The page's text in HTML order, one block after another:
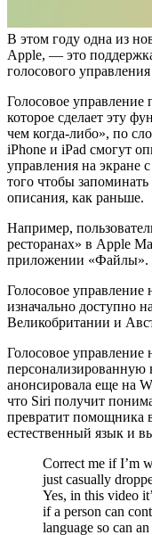
В этом году одна из
Apple, — это
голосового
Голосовое управление
которое сделает эту
чем когда-либо», по
iPhone и iPad смогут
управления на экране
того чтобы
описания, как раньше.
Например,
ресторанах» в Apple
приложении «Файлы».
Голосовое управление
изначально доступно
Великобритании и
Голосовое управление
анонсировала еще на
что Siri получит
превратит помощника
естественный язык и
Correct me if I’m
just casually
Yes, in this video
if a person can
language so can